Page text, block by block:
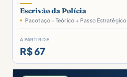
Escrivão da Polícia
Pacotaço - Teórico + Passo Estratégico
A PARTIR DE
R$ 67